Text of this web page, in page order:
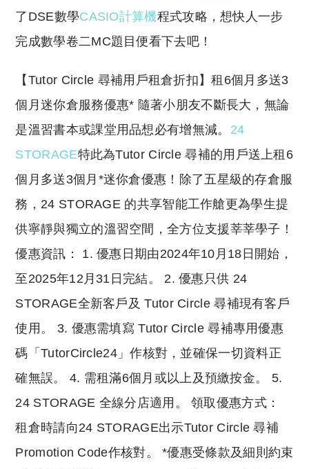
了DSE數學CASIO計算機程式攻略，想快人一步
完成數學卷二MC題目便看下去吧！
​【Tutor Circle 尋補用戶租倉折扣】租6個月多送3
個月迷你倉服務優惠* 隨著小朋友不斷長大，無論
是溫習書本或課堂用品想必有增無減。 24
STORAGE特此為Tutor Circle 尋補的用戶送上租6
個月多送3個月*迷你倉優惠！除了五星級的存倉服
務，24 STORAGE 的共享智能工作艙更為學生提
供寧靜與獨立的溫習空間，全方位支援莘莘學子！
優惠資訊： 1. 優惠日期由2024年10月18日開始，
至2025年12月31日完結。 2. 優惠只供 24
STORAGE全新客戶及 Tutor Circle 尋補現有客戶
使用。 3. 優惠需填寫 Tutor Circle 尋補專用優惠
碼「TutorCircle24」作核對，並確保一切資料正
確無誤。 4. 需租滿6個月或以上及預繳按金。 5.
24 STORAGE 全線分店適用。 領取優惠方式：
租倉時請向24 STORAGE出示Tutor Circle 尋補
Promotion Code作核對。 *優惠受條款及細則約束